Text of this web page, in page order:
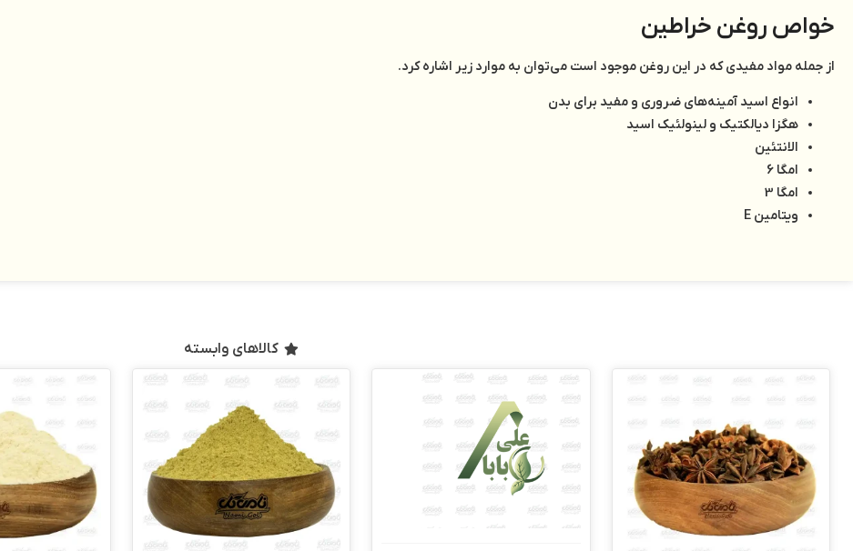
خواص روغن خراطین
از جمله مواد مفیدی که در این روغن موجود است می‌توان به موارد زیر اشاره کرد.
انواع اسید آمینه‌های ضروری و مفید برای بدن
هگزا دیالکتیک و لینولئیک اسید
الانتئین
امگا 6
امگا 3
ویتامین E
کالاهای وابسته